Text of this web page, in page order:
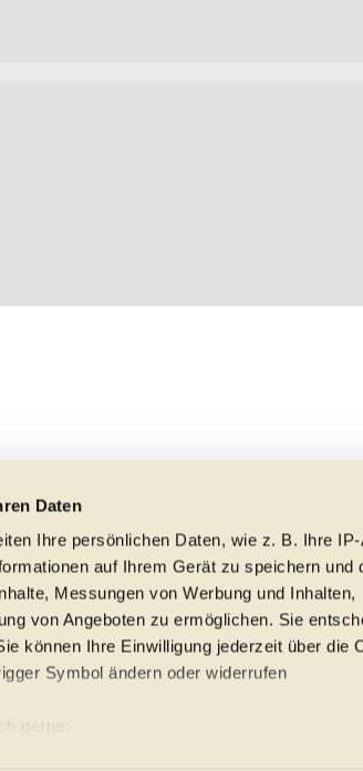
Daten
Ihre persönlichen Daten, wie z. B. Ihre
auf Ihrem Gerät zu speichern und
Messungen von Werbung und Inhalten,
von Angeboten zu ermöglichen. Sie
können Ihre Einwilligung jederzeit über die
Symbol ändern oder widerrufen
gerne: